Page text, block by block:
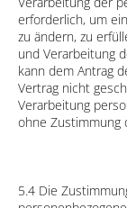
erforderlich, um
zu ändern, zu
und Verarbeitung
kann dem Antrag
Vertrag nicht
Verarbeitung
ohne Zustimmung
5.4 Die